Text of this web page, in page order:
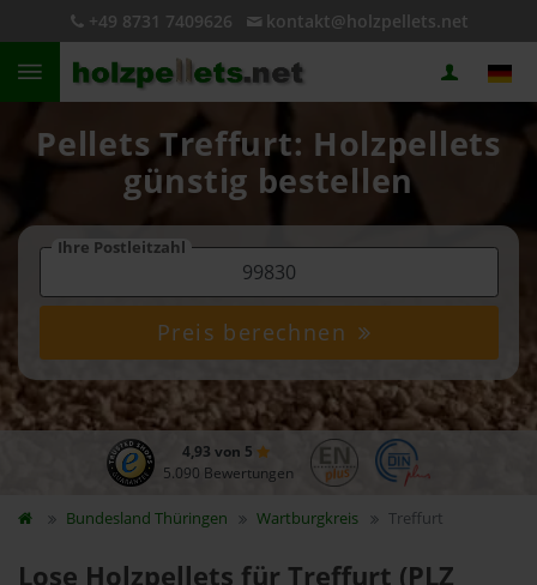
+49 8731 7409626 kontakt@holzpellets.net
Pellets Treffurt: Holzpellets
günstig bestellen
Ihre Postleitzahl
Preis berechnen
4,93 von 5
5.090 Bewertungen
Bundesland Thüringen Wartburgkreis Treffurt
Lose Holzpellets für Treffurt (PLZ